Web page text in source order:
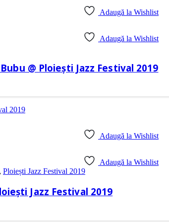
Adaugă la Wishlist
Adaugă la Wishlist
@ Ploiești Jazz Festival 2019
Adaugă la Wishlist
Adaugă la Wishlist
, Ploiești Jazz Festival 2019
Jazz Festival 2019